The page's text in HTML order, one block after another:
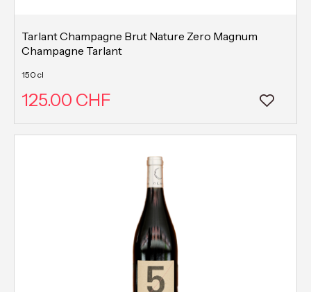
Tarlant Champagne Brut Nature Zero Magnum
Champagne Tarlant
150 cl
125.00 CHF